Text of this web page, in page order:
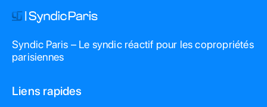
Syndic Paris – Le syndic réactif pour les copropriétés
parisiennes
Liens rapides